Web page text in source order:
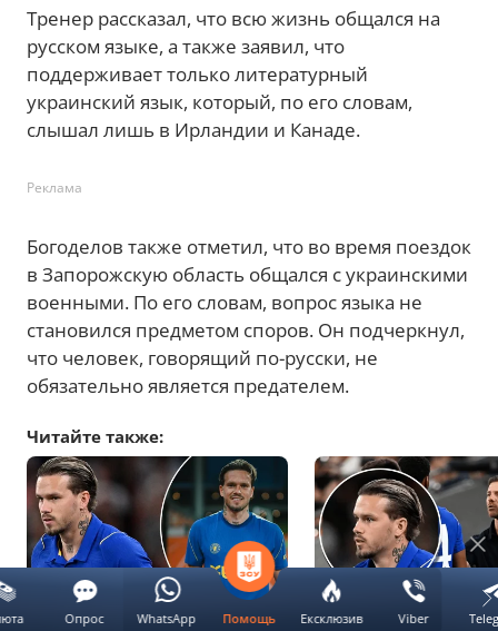
Тренер рассказал, что всю жизнь общался на
русском языке, а также заявил, что
поддерживает только литературный
украинский язык, который, по его словам,
слышал лишь в Ирландии и Канаде.
Реклама
Богоделов также отметил, что во время поездок
в Запорожскую область общался с украинскими
военными. По его словам, вопрос языка не
становился предметом споров. Он подчеркнул,
что человек, говорящий по-русски, не
обязательно является предателем.
Читайте также:
Болельщики Челси массово Алонсо рассказал,
Помощь Ексклюзив Viber
Опрос WhatsApp